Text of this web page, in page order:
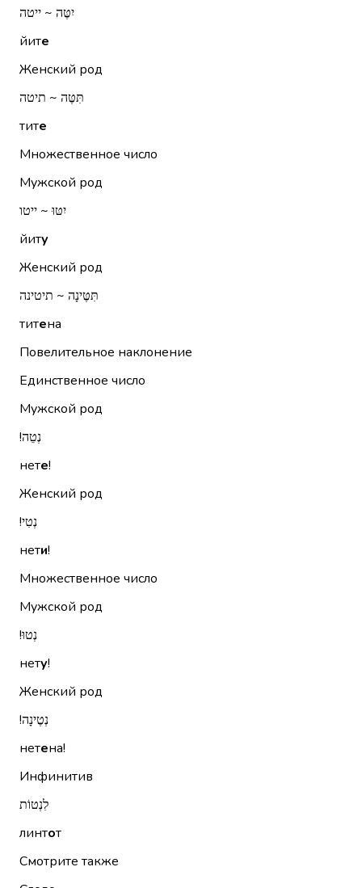
יִטֶּה ~ ייטה
йите
Женский род
תִּטֶּה ~ תיטה
тите
Множественное число
Мужской род
יִטּוּ ~ ייטו
йиту
Женский род
תִּטֶּינָה ~ תיטינה
титена
Повелительное наклонение
Единственное число
Мужской род
נְטֵה!‏
нете!
Женский род
נְטִי!‏
нети!
Множественное число
Мужской род
נְטוּ!‏
нету!
Женский род
נְטֶינָה!‏
нетена!
Инфинитив
לִנְטוֹת
линтот
Смотрите также